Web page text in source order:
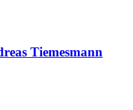
Tiemesmann